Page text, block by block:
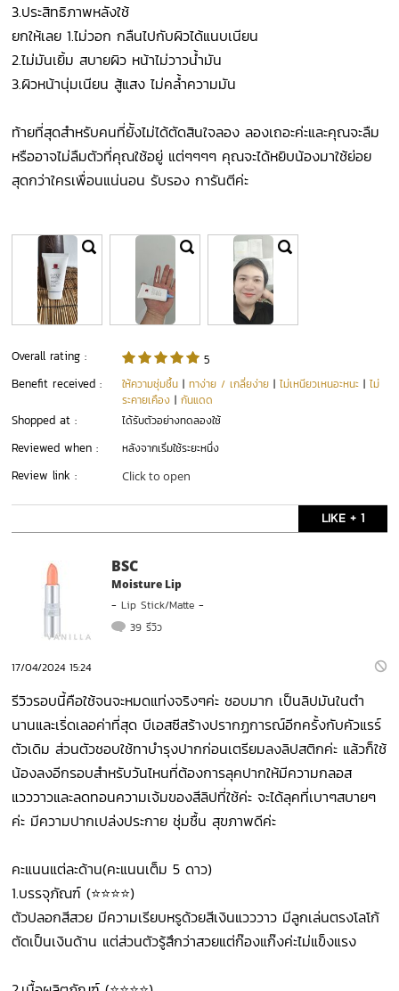
3.ประสิทธิภาพหลังใช้
ยกให้เลย 1.ไม่วอก กลืนไปกับผิวได้แนบเนียน
2.ไม่มันเยิ้ม สบายผิว หน้าไม่วาวน้ำมัน
3.ผิวหน้านุ่มเนียน สู้แสง ไม่คล้ำความมัน
ท้ายที่สุดสำหรับคนที่ยัังไม่ได้ตัดสินใจลอง ลองเถอะค่ะและคุณจะลืม
หรืออาจไม่ลืมตัวที่คุณใช้อยู่ แต่ๆๆๆๆ คุณจะได้หยิบน้องมาใช้ย่อย
สุดกว่าใครเพื่อนแน่นอน รับรอง การันตีค่ะ
Overall rating :
5
Benefit received :
ให้ความชุ่มชื้น |ทาง่าย / เกลี่ยง่าย |ไม่เหนียวเหนอะหนะ |ไม่
ระคายเคือง |กันแดด
Shopped at : ได้รับตัวอย่างทดลองใช้
Reviewed when : หลังจากเริ่มใช้ระยะหนึ่ง
Review link : Click to open
LIKE + 1
BSC
Moisture Lip
-Lip Stick/Matte -
39 รีวิว
17/04/2024 15:24
รีวิวรอบนี้คือใช้จนจะหมดแท่งจริงๆค่ะ ชอบมาก เป็นลิปมันในตำ
นานและเริ่ดเลอค่าที่สุด บีเอสซีสร้างปรากฏการณ์อีกครั้งกับคัวแรร์
ตัวเดิม ส่วนตัวชอบใช้ทาบำรุงปากก่อนเตรียมลงลิปสติกค่ะ แล้วก็ใช้
น้องลงอีกรอบสำหรับวันไหนที่ต้องการลุคปากให้มีความกลอส
แวววาวและลดทอนความเจ้มของสีลิปที่ใช้ค่ะ จะได้ลุคที่เบาๆสบายๆ
ค่ะ มีความปากเปล่งประกาย ชุ่มชื้น สุขภาพดีค่ะ
คะแนนแต่ละด้าน(คะแนนเต็ม 5 ดาว)
1.บรรจุภัณฑ์ (⭐⭐⭐⭐)
ตัวปลอกสีสวย มีความเรียบหรูด้วยสีเงินแวววาว มีลูกเล่นตรงโลโก้
ตัดเป็นเงินด้าน แต่ส่วนตัวรู้สึกว่าสวยแต่ก๊องแก๊งค่ะไม่แข็งแรง